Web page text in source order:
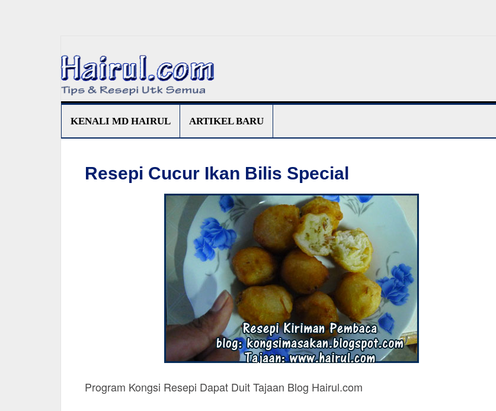
KENALI MD HAIRUL ARTIKEL BARU
Resepi Cucur Ikan Bilis Special
Program Kongsi Resepi Dapat Duit Tajaan Blog Hairul.com